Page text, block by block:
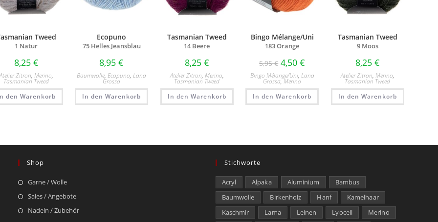
Tweed
1 Natur
8,25 €
Zitron, Merino,
Tasmanian Tweed
den Warenkorb
Ecopuno
75 Helles Jeansblau
8,95€
Baumwolle,Ecopuno,Lana
Grossa
In den Warenkorb
Tasmanian Tweed
14 Beere
8,25 €
Atelier Zitron, Merino,
Tasmanian Tweed
In den Warenkorb
Bingo Mélange/Uni
183 Orange
5,95€ 4,50€
Bingo Mélange/​Uni, Lana
Grossa,Merino
In den Warenkorb
Tasmanian Tweed
9 Moos
8,25 €
Atelier Zitron, Merino,
Tasmanian Tweed
In den Warenkorb
Shop
Garne / Wolle
Sales / Angebote
Nadeln / Zubehör
Stichworte
Acryl Alpaka Aluminium
Bambus
Baumwolle
Birkenholz Hanf
Kamelhaar
Kaschmir
Lama Leinen Lyocell Merino